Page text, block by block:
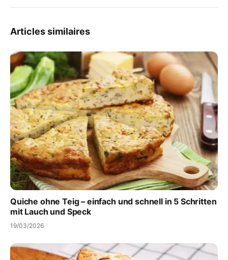
Articles similaires
Quiche ohne Teig – einfach und schnell in 5 Schritten
mit Lauch und Speck
19/03/2026